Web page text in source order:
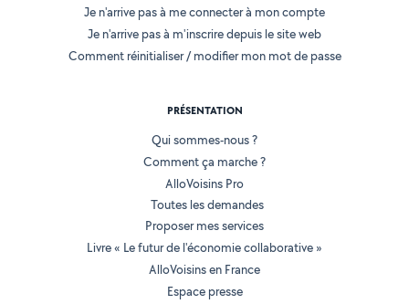
Je n'arrive pas à me connecter à mon compte
Je n'arrive pas à m'inscrire depuis le site web
Comment réinitialiser / modifier mon mot de passe
PRÉSENTATION
Qui sommes-nous ?
Comment ça marche ?
AlloVoisins Pro
Toutes les demandes
Proposer mes services
Livre « Le futur de l'économie collaborative »
AlloVoisins en France
Espace presse